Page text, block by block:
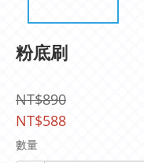
粉底刷
NT$890
NT$588
數量